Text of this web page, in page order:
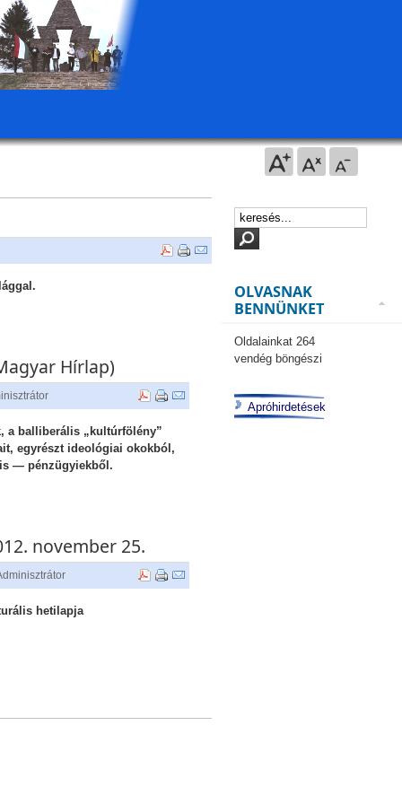
Hírlap)
a balliberális „kultúrfölény”
egyrészt ideológiai okokból,
— pénzügyiekből.
november 25.
hetilapja
OLVASNAK
BENNÜNKET
Oldalainkat 264
vendég böngészi
Apróhirdetések